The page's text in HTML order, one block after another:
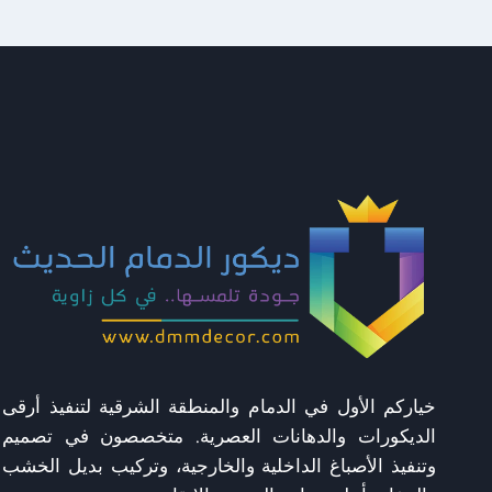
ترميم
خياركم الأول في الدمام والمنطقة الشرقية لتنفيذ أرقى
الديكورات والدهانات العصرية. متخصصون في تصميم
وتنفيذ الأصباغ الداخلية والخارجية، وتركيب بديل الخشب